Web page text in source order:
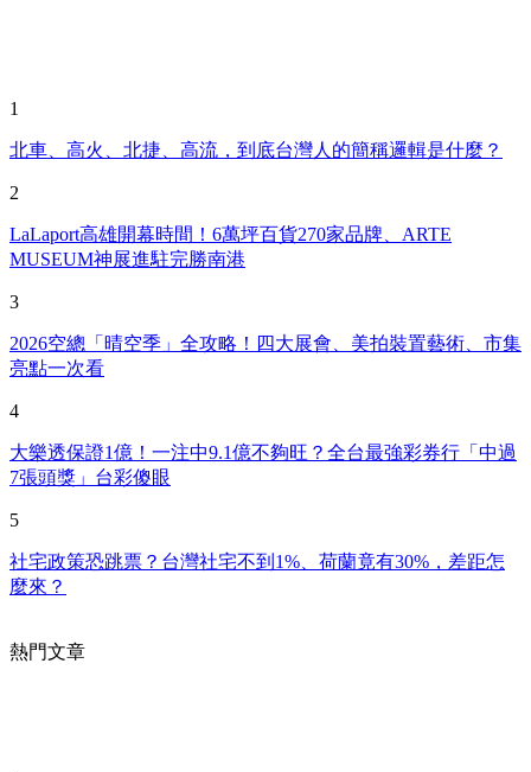
1
北車、高火、北捷、高流，到底台灣人的簡稱邏輯是什麼？
2
LaLaport高雄開幕時間！6萬坪百貨270家品牌、ARTE
MUSEUM神展進駐完勝南港
3
2026空總「晴空季」全攻略！四大展會、美拍裝置藝術、市集
亮點一次看
4
大樂透保證1億！一注中9.1億不夠旺？全台最強彩券行「中過
7張頭獎」台彩傻眼
5
社宅政策恐跳票？台灣社宅不到1%、荷蘭竟有30%，差距怎
麼來？
熱門文章